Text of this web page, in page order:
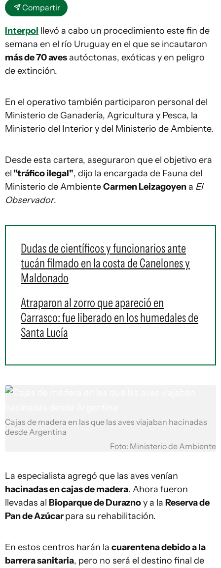
Compartir
Interpol llevó a cabo un procedimiento este fin de
semana en el río Uruguay en el que se incautaron
más de 70 avesautóctonas, exóticas y en peligro
de extinción.
En el operativo también participaron personal del
Ministerio de Ganadería, Agricultura y Pesca, la
Ministerio del Interior y del Ministerio de Ambiente.
Desde esta cartera, aseguraron que el objetivo era
el "tráfico ilegal", dijo la encargada de Fauna del
Ministerio de AmbienteCarmen Leizagoyena El
Observador.
Dudas de científicos y funcionarios ante
tucán filmado en la costa de Canelones y
Maldonado
Atraparon al zorro que apareció en
Carrasco: fue liberado en los humedales de
Santa Lucía
Cajas de madera en las que las aves viajaban hacinadas
desde Argentina
Foto: Ministerio de Ambiente
La especialista agregó que las aves venían
hacinadas en cajas de madera. Ahora fueron
llevadas al Bioparque de Duraznoy a la Reserva de
Pan de Azúcarpara su rehabilitación.
En estos centros harán la cuarentena debido a la
barrera sanitaria, pero no será el destino final de